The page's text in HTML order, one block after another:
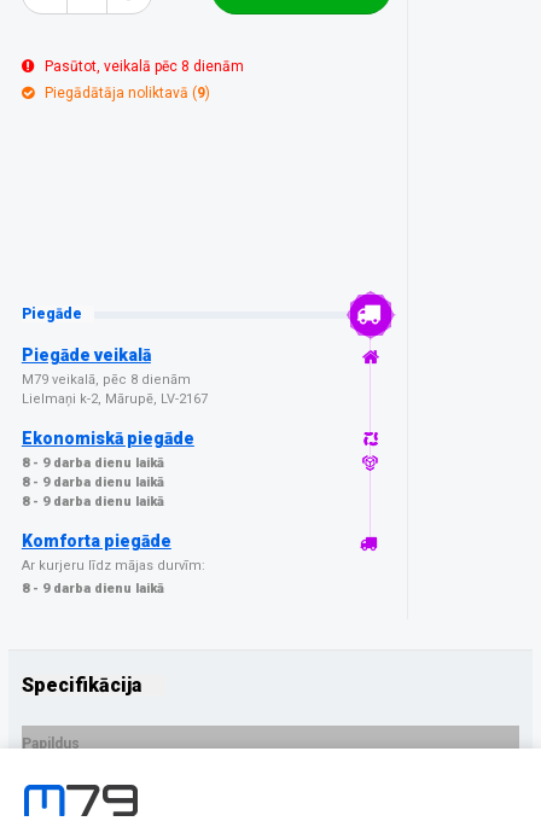
Pasūtot, veikalā pēc 8 dienām
Piegādātāja noliktavā (9)
Piegāde
Piegāde veikalā
M79 veikalā, pēc 8 dienām
Lielmaņi k-2, Mārupē, LV-2167
Ekonomiskā piegāde
8 - 9 darba dienu laikā
8 - 9 darba dienu laikā
8 - 9 darba dienu laikā
Komforta piegāde
Ar kurjeru līdz mājas durvīm:
8 - 9 darba dienu laikā
Specifikācija
Papildus
Ražotājs